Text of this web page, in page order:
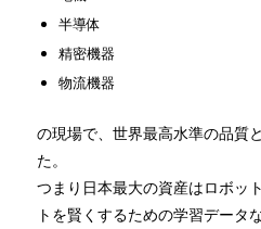
半導体
精密機器
物流機器
の現場で、世界最高水準の品質
た。
つまり日本最大の資産はロボッ
トを賢くするための学習データ